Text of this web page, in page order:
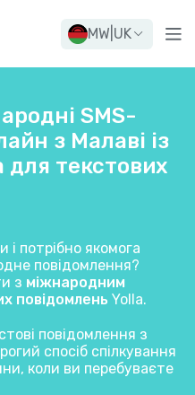
MW UK
SMS-
з Малаві із
для текстових
потрібно якомога
повідомлення?
з міжнародним
повідомлень Yolla.
повідомлення з
спосіб спілкування
коли ви перебуваєте